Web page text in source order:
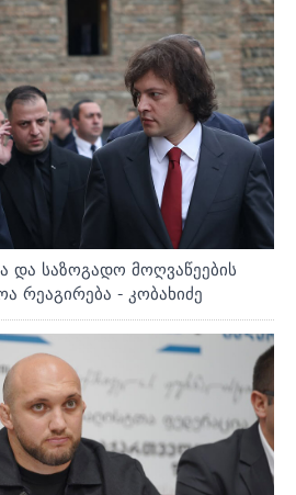
და საზოგადო მოღვაწეების
რეაგირება - კობახიძე